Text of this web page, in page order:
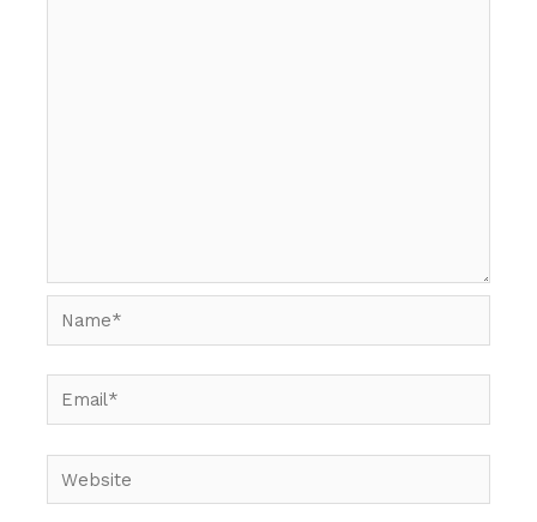
Name*
Email*
Website